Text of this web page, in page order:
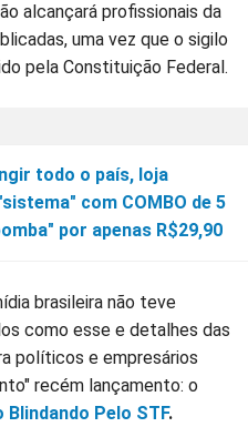
alcançará profissionais da
uma vez que o sigilo
pela Constituição Federal.
todo o país, loja
com COMBO de 5
por apenas R$29,90
brasileira não teve
como esse e detalhes das
políticos e empresários
recém lançamento: o
Pelo STF.